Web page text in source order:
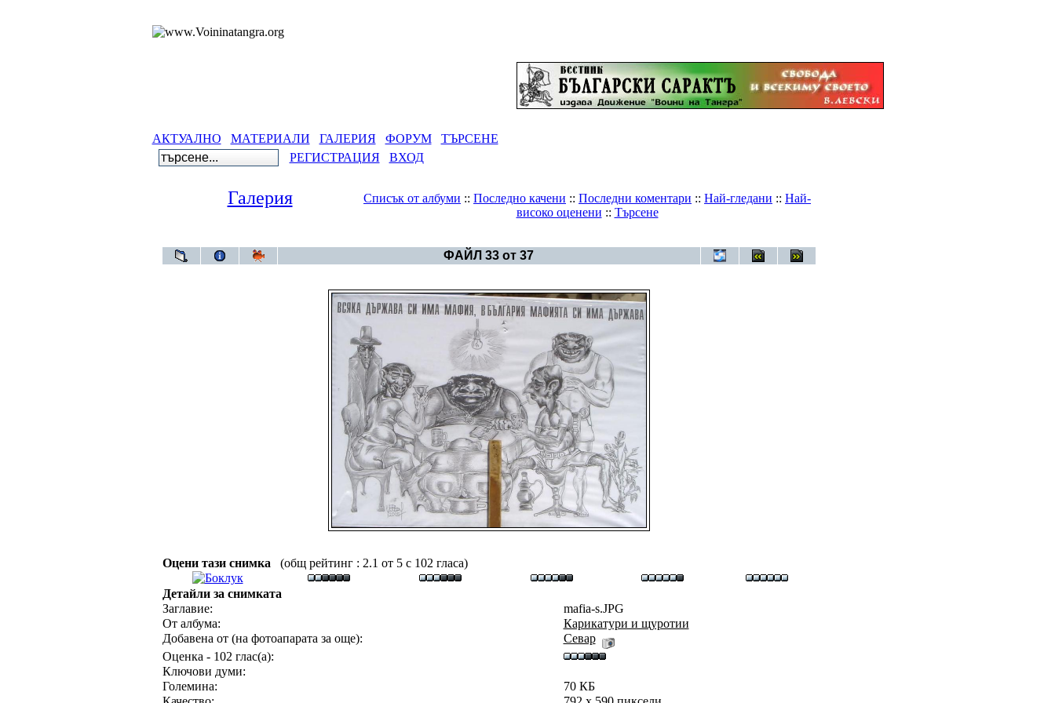
АКТУАЛНО МАТЕРИАЛИ ГАЛЕРИЯ ФОРУМ
ТЪРСЕНЕ
РЕГИСТРАЦИЯ
ВХОД
Галерия Списък от албуми :: Последно качени :: Последни коментари :: Най-гледани :: Най-
високо оценени :: Търсене
ФАЙЛ 33 от 37
Оцени тази снимка (общ рейтинг : 2.1 от 5 с 102 гласа)
Детайли за снимката
Заглавие:
mafia-s.JPG
От албума:
Карикатури и щуротии
Добавена от (на фотоапарата за още):
Севар
Оценка - 102 глас(а):
Ключови думи:
Големина:
70 КБ